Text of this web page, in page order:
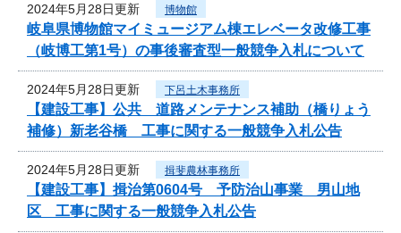
2024年5月28日更新 博物館
岐阜県博物館マイミュージアム棟エレベータ改修工事
（岐博工第1号）の事後審査型一般競争入札について
2024年5月28日更新 下呂土木事務所
【建設工事】公共 道路メンテナンス補助（橋りょう
補修）新老谷橋 工事に関する一般競争入札公告
2024年5月28日更新 揖斐農林事務所
【建設工事】揖治第0604号 予防治山事業 男山地
区 工事に関する一般競争入札公告